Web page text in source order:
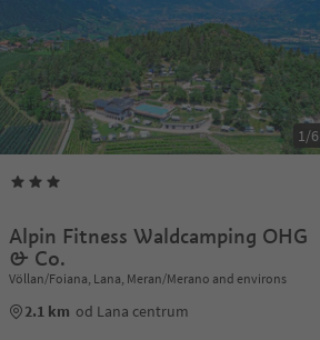
1/6
Alpin Fitness Waldcamping OHG
& Co.
Völlan/Foiana, Lana, Meran/Merano and environs
2.1 km od Lana centrum